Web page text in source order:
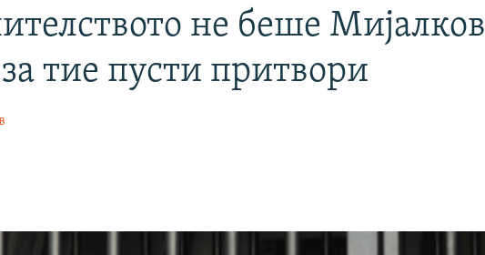
не беше Мијалков
тие пусти притвори